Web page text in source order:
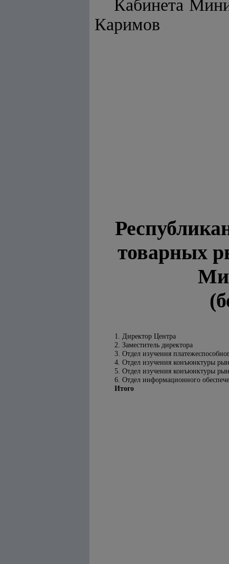
Каримов
товарных
1. Директор Центра
2. Заместитель директора
3. Отдел изучения
4. Отдел изучения конъюнктуры
5. Отдел изучения конъюнктуры
6. Отдел информационного
Итого